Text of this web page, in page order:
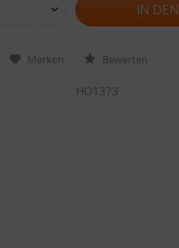
IN DEN
Merken Bewerten
HO1373